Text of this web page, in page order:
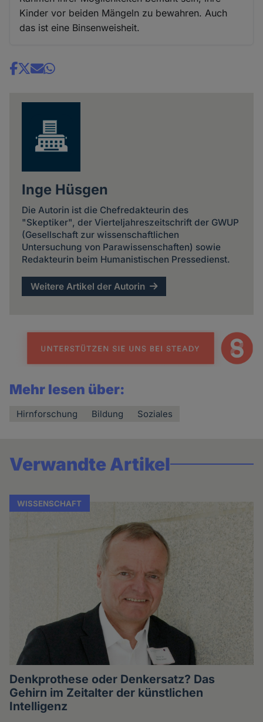
Kinder vor beiden Mängeln zu bewahren. Auch
das ist eine Binsenweisheit.
Share
Inge Hüsgen
Die Autorin ist die Chefredakteurin des
"Skeptiker", der Vierteljahreszeitschrift der GWUP
(Gesellschaft zur wissenschaftlichen
Untersuchung von Parawissenschaften) sowie
Redakteurin beim Humanistischen Pressedienst.
Weitere Artikel der Autorin
Mehr lesen über:
Hirnforschung Bildung Soziales
Verwandte Artikel
WISSENSCHAFT
Denkprothese oder Denkersatz? Das
Gehirn im Zeitalter der künstlichen
Intelligenz